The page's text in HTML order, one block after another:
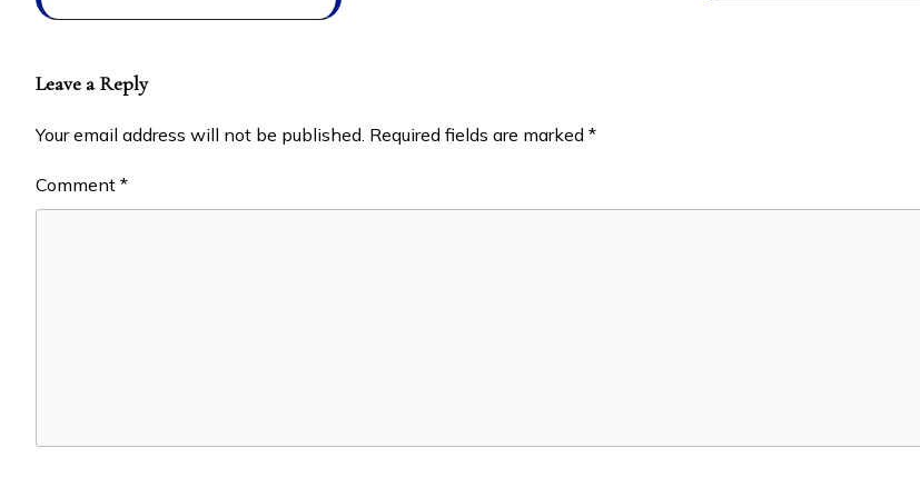
Leave a Reply
Your email address will not be published. Required fields are marked *
Comment *